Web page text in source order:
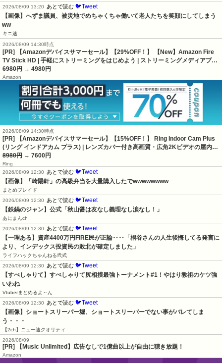
2026/08/09 13:20
あとで読む 🐦Tweet
【画像】へずま議員、被災地でめちゃくちゃ働いて老人たちを笑顔にしてしまう
ww
キニ速
2026/08/09 14:30時点
[PR] 【Amazonデバイスサマーセール】【29%OFF！】 【New】Amazon Fire
TV Stick HD | 手軽にストリーミングをはじめよう | ストリーミングメディアプ…
6980円 → 4980円
Amazon
2026/08/09 14:30時点
[PR] 【Amazonデバイスサマーセール】【15%OFF！】 Ring Indoor Cam Plus
(リング インドアカム プラス) | レンズカバー付き高画質・広角2Kビデオの屋内…
8980円 → 7600円
Ring
2026/08/09 12:30
あとで読む 🐦Tweet
【画像】「崎陽軒」の高級弁当を大量購入したでwwwwwwww
まとめブレイド
2026/08/09 12:30
あとで読む 🐦Tweet
【鉄鍋のジャン】公式「秋山醤は友なし義理なし涙なし！」
あにまんch
2026/08/09 12:30
あとで読む 🐦Tweet
【一理ある】資産4400万円FIRE民が正論‥‥「桐谷さんの人生後悔してる発言に
より、インデックス投資民の敗北が確定しました」
ライフハックちゃんねる弐式
2026/08/09 12:30
あとで読む 🐦Tweet
【すぺしゃりて】すぺしゃりて尻相撲最強トーナメント#1！やはり教祖のケツ強
いわね
Vtuberまとめるよ～ん
2026/08/09 12:30
あとで読む 🐦Tweet
【画像】ショートスリーパー堀、ショートスリーパーでない事がバレてしま
う・・・
【2ch】ニュー速クオリティ
2026/08/09
[PR] 【Music Unlimited】広告なしで1億曲以上が自由に聴き放題！
Amazon